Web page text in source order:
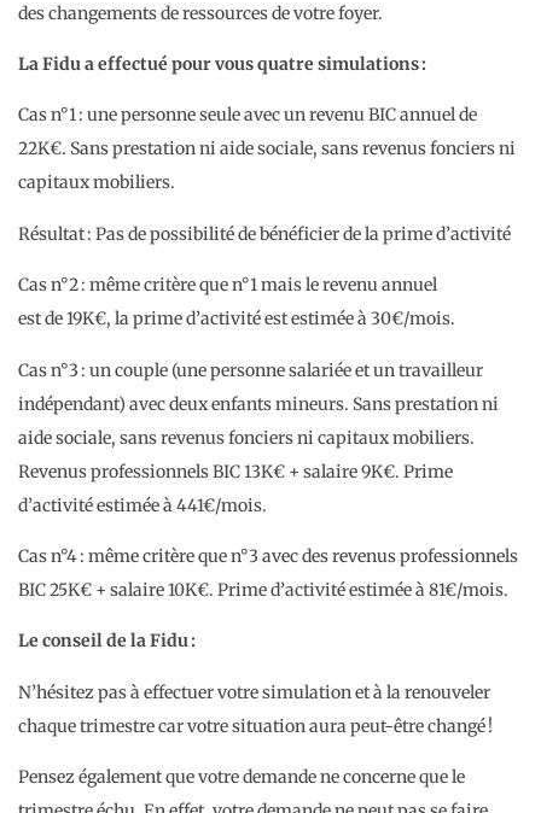
des changements de ressources de votre foyer.
La Fidu a effectué pour vous quatre simulations :
Cas n°1 : une personne seule avec un revenu BIC annuel de
22K€. Sans prestation ni aide sociale, sans revenus fonciers ni
capitaux mobiliers.
Résultat : Pas de possibilité de bénéficier de la prime d’activité
Cas n°2 : même critère que n°1 mais le revenu annuel
est de 19K€, la prime d’activité est estimée à 30€/mois.
Cas n°3 : un couple (une personne salariée et un travailleur
indépendant) avec deux enfants mineurs. Sans prestation ni
aide sociale, sans revenus fonciers ni capitaux mobiliers.
Revenus professionnels BIC 13K€ + salaire 9K€. Prime
d’activité estimée à 441€/mois.
Cas n°4 : même critère que n°3 avec des revenus professionnels
BIC 25K€ + salaire 10K€. Prime d’activité estimée à 81€/mois.
Le conseil de la Fidu :
N’hésitez pas à effectuer votre simulation et à la renouveler
chaque trimestre car votre situation aura peut-être changé !
Pensez également que votre demande ne concerne que le